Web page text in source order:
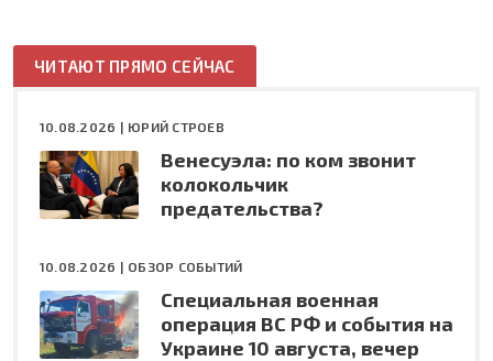
ЧИТАЮТ ПРЯМО СЕЙЧАС
10.08.2026 | ЮРИЙ СТРОЕВ
Венесуэла: по ком звонит
колокольчик
предательства?
10.08.2026 | ОБЗОР СОБЫТИЙ
Специальная военная
операция ВС РФ и события на
Украине 10 августа, вечер